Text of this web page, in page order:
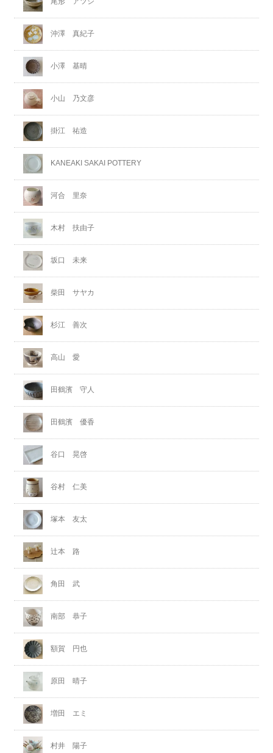
沖澤 真紀子
小澤 基晴
小山 乃文彦
掛江 祐造
KANEAKI SAKAI POTTERY
河合 里奈
木村 扶由子
坂口 未来
柴田 サヤカ
杉江 善次
高山 愛
田鶴濱 守人
田鶴濱 優香
谷口 晃啓
谷村 仁美
塚本 友太
辻本 路
角田 武
南部 恭子
額賀 円也
原田 晴子
増田 エミ
村井 陽子